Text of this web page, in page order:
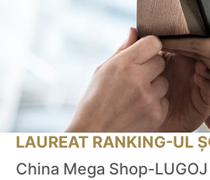
LAUREAT RANKING-UL
China Mega Shop-LUGOJ